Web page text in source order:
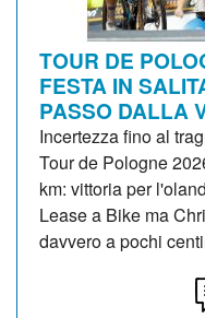
TOUR DE
FESTA IN
PASSO DALLA
Incertezza fino al
Tour de Pologne
km: vittoria per
Lease a Bike ma
davvero a pochi